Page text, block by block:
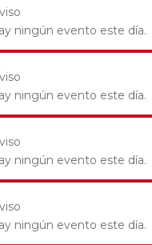
ningún evento este día.
ningún evento este día.
ningún evento este día.
ningún evento este día.